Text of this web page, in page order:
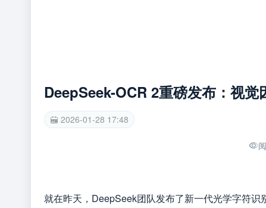
DeepSeek-OCR 2重磅发布：视
2026-01-28 17:48
就在昨天，DeepSeek团队发布了新一代光学字符